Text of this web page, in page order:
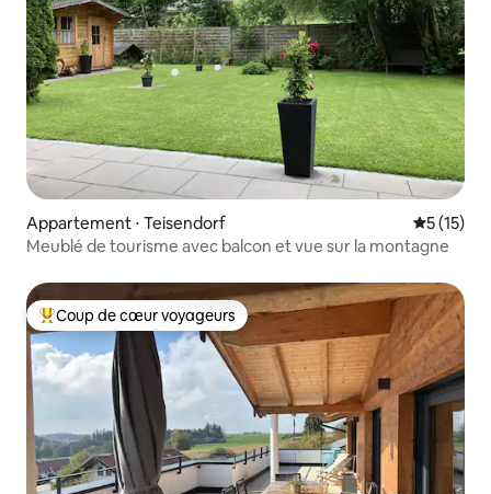
Appartement ⋅ Teisendorf
5 (15)
Meublé de tourisme avec balcon et vue sur la montagne
Coups de cœur voyageurs les plus appréciés
Coup de cœur voyageurs